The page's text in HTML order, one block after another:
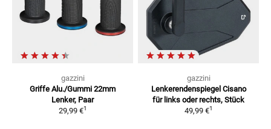
gazzini
Griffe Alu./Gummi 22mm
Lenker, Paar
29,99 €1
gazzini
Lenkerendenspiegel Cisano
für links oder rechts, Stück
49,99 €1